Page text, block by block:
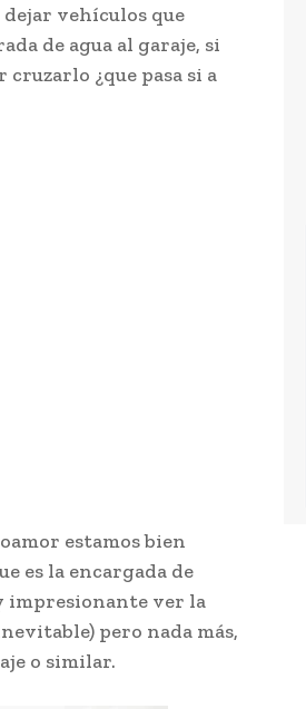
vehículos que
de agua al garaje, si
¿que pasa si a
estamos bien
es la encargada de
impresionante ver la
pero nada más,
o similar.